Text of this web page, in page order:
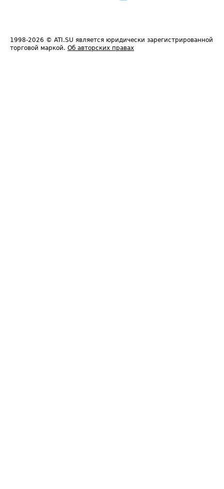
1998-2026 © ATI.SU является юридически зарегистрированной
торговой маркой. Об авторских правах